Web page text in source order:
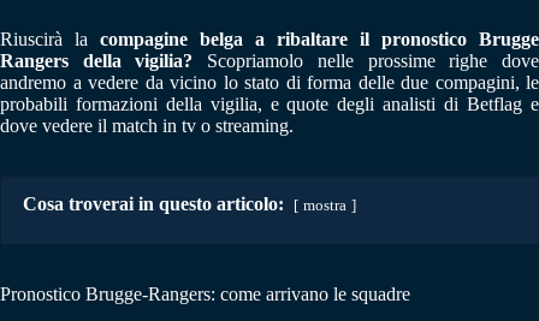
Riuscirà la compagine belga a ribaltare il pronostico Brugge
Rangers della vigilia? Scopriamolo nelle prossime righe dove
andremo a vedere da vicino lo stato di forma delle due compagini, le
probabili formazioni della vigilia, e quote degli analisti di Betflag e
dove vedere il match in tv o streaming.
Cosa troverai in questo articolo: mostra
Pronostico Brugge-Rangers: come arrivano le squadre